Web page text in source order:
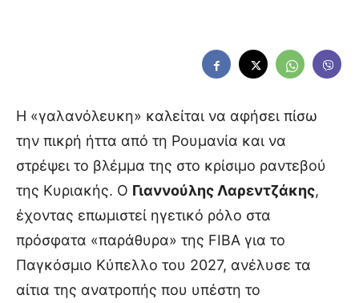
Η «γαλανόλευκη» καλείται να αφήσει πίσω
την πικρή ήττα από τη Ρουμανία και να
στρέψει το βλέμμα της στο κρίσιμο ραντεβού
της Κυριακής. Ο Γιαννούλης Λαρεντζάκης,
έχοντας επωμιστεί ηγετικό ρόλο στα
πρόσφατα «παράθυρα» της FIBA για το
Παγκόσμιο Κύπελλο του 2027, ανέλυσε τα
αίτια της ανατροπής που υπέστη το